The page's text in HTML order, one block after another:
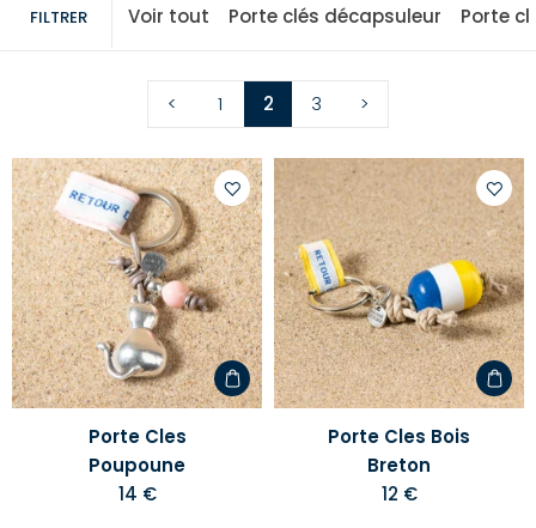
FILTRER Voir tout Porte clés décapsuleur Porte
< 1 2 3 >
Ajouter
à
votre
liste
d'envies
Porte Cles
Poupoune
14 €
à
votre
liste
Porte Cles Bois
Breton
12 €